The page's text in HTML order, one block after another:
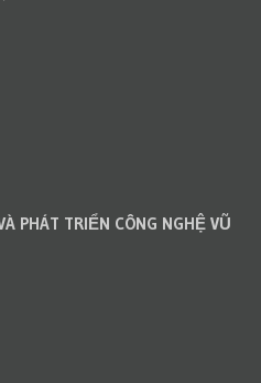
PHÁT TRIỂN CÔNG NGHỆ VŨ